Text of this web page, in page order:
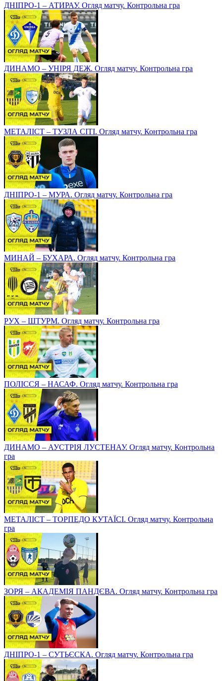
ДНІПРО-1 – АТИРАУ. Огляд матчу. Контрольна гра
ДИНАМО – УНІРЯ ДЕЖ. Огляд матчу. Контрольна гра
МЕТАЛІСТ – ТУЗЛА СІТІ. Огляд матчу. Контрольна гра
ДНІПРО-1 – МУРА. Огляд матчу. Контрольна гра
МИНАЙ – БУХАРА. Огляд матчу. Контрольна гра
РУХ – ШТУРМ. Огляд матчу. Контрольна гра
ПОЛІССЯ – НАСАФ. Огляд матчу. Контрольна гра
ДИНАМО – АУСТРІЯ ЛУСТЕНАУ. Огляд матчу. Контрольна
гра
МЕТАЛІСТ – ТОРПЕДО КУТАЇСІ. Огляд матчу. Контрольна
гра
ЗОРЯ – АКАДЕМІЯ ПАНДЄВА. Огляд матчу. Контрольна гра
ДНІПРО-1 – СУТЬЄСКА. Огляд матчу. Контрольна гра